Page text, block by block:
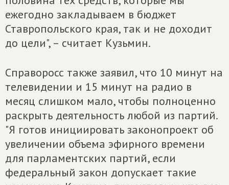
ежегодно закладываем в бюджет
Ставропольского края, так и не доходит
до цели", – считает Кузьмин.
Справоросс также заявил, что 10 минут на
телевидении и 15 минут на радио в
месяц слишком мало, чтобы полноценно
раскрыть деятельность любой из партий.
"Я готов инициировать законопроект об
увеличении объема эфирного времени
для парламентских партий, если
федеральный закон допускает такие